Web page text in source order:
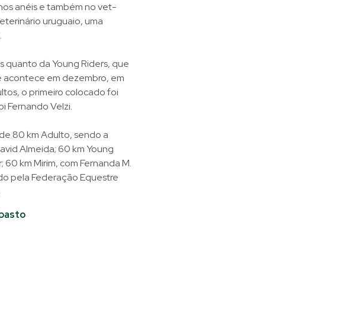
anéis e também no vet-
uruguaio, uma
quanto da Young Riders, que
acontece em dezembro, em
o primeiro colocado foi
Fernando Velzi.
80 km Adulto, sendo a
Almeida; 60 km Young
km Mirim, com Fernanda M.
pela Federação Equestre